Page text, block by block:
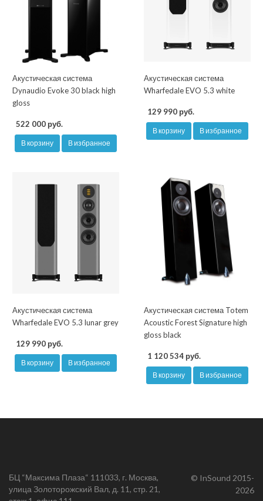
Акустическая система
Dynaudio Evoke 30 black high
gloss
522 000 руб.
В корзину В избранное
Акустическая система
Wharfedale EVO 5.3 white
129 990 руб.
В корзину В избранное
Акустическая система
Wharfedale EVO 5.3 lunar grey
129 990 руб.
В корзину В избранное
Акустическая система Totem
Acoustic Forest Signature high
gloss black
1 120 534 руб.
В корзину В избранное
БЦ “Максима Плаза“ 111033, г. Москва,
улица Золоторожский Вал, д. 11, стр. 21,
© InSound 2015-
2026